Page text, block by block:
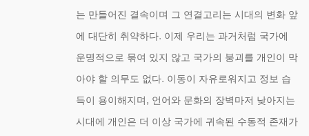
는 만들어진 결속이며 그 연결고리는 시대의 변화 앞
에 대단히 취약하다. 이제 우리는 과거처럼 국가에
운명적으로 묶여 있지 않고 국가의 붕괴를 개인이 막
아야 할 의무도 없다. 이동이 자유로워지고 정보 습
득이 용이해지며 , 언어와 문화의 장벽마저 낮아지는
시대에 개인은 더 이상 국가에 귀속된 수동적 존재가